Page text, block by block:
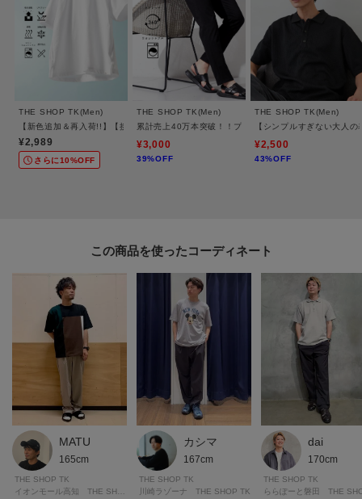
的ではありません。
※照明の関係により、実際よりも色味が違って見える場合があります。ま
た、パソコン・スマートフォンなどの環境により、若干製品と画像のカラー
が異なる場合もございます。
【加工サービス（裾上げ加工）のご案内】有料
カート画面にて加工サービスを選択し、股下の長さを入力して下さい。
出しの対応は行っておりませんので、製品寸法より長くすることはできませ
※ジーンズ仕上げの場合、製品寸法より－3cmから加工可
※シングル（レディス）仕上げの場合、製品寸法より－5cmから加工可
※シングル（メンズ）仕上げの場合、製品寸法より－9cmから加工可
※ダブル仕上げの場合、製品寸法より－11cmから加工可
加工方法は商品よって異なりますので入力画面でご確認ください。
モデル情報：身長182cm B77 W72 H87 着用サイズ：03（L）
THE SHOP TK(Men)
【新色追加＆再入荷!!】【接触冷感/吸水速乾/UVカット/透け防止/遮熱】BO-NO TEE/
¥2,989
さらに10%OFF
THE SHOP TK(Men)
累計売上40万本突破！！プレミアムスキニーパンツ 【
¥3,000
39%OFF
THE SHOP TK(Men)
【シンプルすぎない大人
¥2,500
43%OFF
この商品を使った
MATU
165cm
THE SHOP TK
カシマ
167cm
THE SHOP TK
川崎ラゾーナ THE SHOP TK
dai
170cm
THE SHOP TK